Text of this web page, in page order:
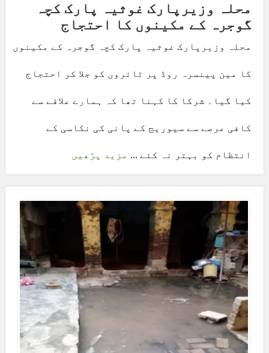
محلہ وزیرپارک غوثیہ پارک کچہ
گوجرہ کے مکینوں کا احتجاج
محلہ وزیرپارک غوثیہ پارک کچہ گوجرہ کے مکینوں
کا مین پینسرہ روڈ پر ٹائروں کو جلا کر احتجاج
کیا گیا۔ شرکا کا کہنا تھا کہ ہمارے علاقے سے
کافی عرصے سے سیوریج کے پانی کی نکاسی کے
انتظام کو بہتر نہ کئے ... مزید پڑھیں